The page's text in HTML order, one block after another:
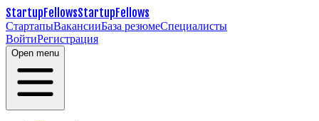
StartupFellowsStartupFellows
СтартапыВакансииБаза резюмеСпециалисты
ВойтиРегистрация
Open menu